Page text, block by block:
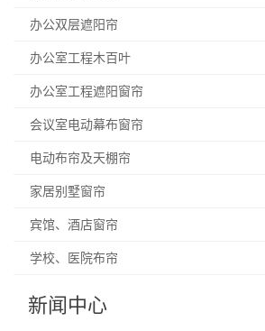
办公双层遮阳帘
办公室工程木百叶
办公室工程遮阳窗帘
会议室电动幕布窗帘
电动布帘及天棚帘
家居别墅窗帘
宾馆、酒店窗帘
学校、医院布帘
新闻中心